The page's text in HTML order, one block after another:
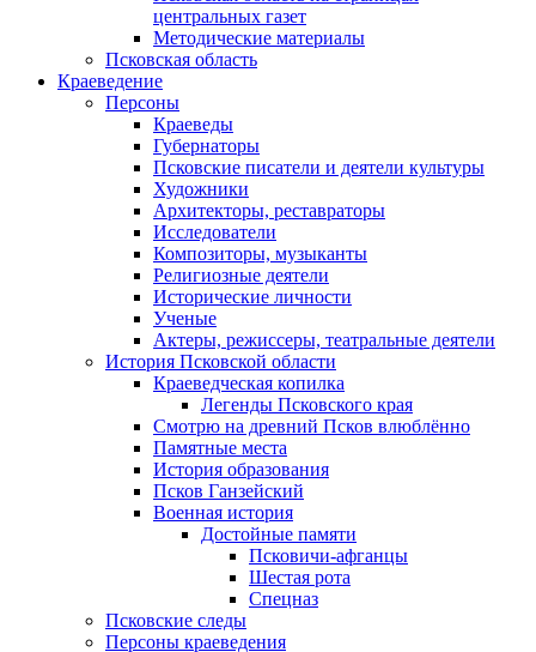
центральных газет
Методические материалы
Псковская область
Краеведение
Персоны
Краеведы
Губернаторы
Псковские писатели и деятели культуры
Художники
Архитекторы, реставраторы
Исследователи
Композиторы, музыканты
Религиозные деятели
Исторические личности
Ученые
Актеры, режиссеры, театральные деятели
История Псковской области
Краеведческая копилка
Легенды Псковского края
Смотрю на древний Псков влюблённо
Памятные места
История образования
Псков Ганзейский
Военная история
Достойные памяти
Псковичи-афганцы
Шестая рота
Спецназ
Псковские следы
Персоны краеведения